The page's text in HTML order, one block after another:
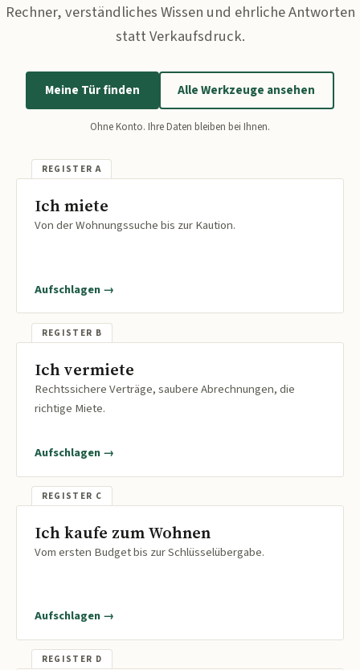
Rechner, verständliches Wissen und ehrliche Antworten
statt Verkaufsdruck.
Meine Tür finden Alle Werkzeuge ansehen
Ohne Konto. Ihre Daten bleiben bei Ihnen.
Ich miete
Von der Wohnungssuche bis zur Kaution.
Aufschlagen →
Ich vermiete
Rechtssichere Verträge, saubere Abrechnungen, die
richtige Miete.
Aufschlagen →
Ich kaufe zum Wohnen
Vom ersten Budget bis zur Schlüsselübergabe.
Aufschlagen →